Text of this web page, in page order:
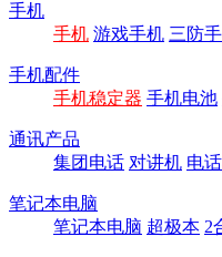
手机
手机 游戏手机 三防
手机配件
手机稳定器 手机电池
通讯产品
集团电话 对讲机 电
笔记本电脑
笔记本电脑 超极本 2